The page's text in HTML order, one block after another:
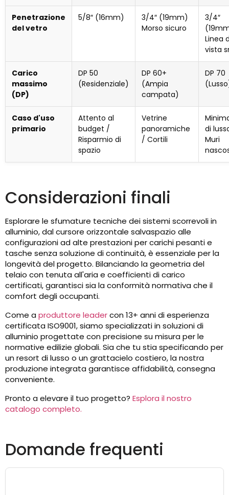
Penetrazione
del vetro
5/8″ (16mm)
3/4″ (19mm)
Morso sicuro
3/4″
Linea
vista
Carico
massimo
(DP)
DP 50
(Residenziale)
DP 60+
(Ampia
campata)
DP 70
Caso d'uso
primario
Attento al
budget /
Risparmio di
spazio
Vetrine
panoramiche
/ Cortili
di
Muri
Considerazioni finali
Esplorare le sfumature tecniche dei sistemi scorrevoli in
alluminio, dal cursore orizzontale salvaspazio alle
configurazioni ad alte prestazioni per carichi pesanti e
tasche senza soluzione di continuità, è essenziale per la
longevità del progetto. Bilanciando la geometria del
telaio con tenuta all'aria e coefficienti di carico
certificati, garantisci sia la conformità normativa che il
comfort degli occupanti.
Come a produttore leadercon 13+ anni di esperienza
certificata ISO9001, siamo specializzati in soluzioni di
alluminio progettate con precisione su misura per le
normative edilizie globali. Sia che tu stia specificando per
un resort di lusso o un grattacielo costiero, la nostra
produzione integrata garantisce affidabilità, consegna
conveniente.
Pronto a elevare il tuo progetto? Esplora il nostro
catalogo completo.
Domande frequenti